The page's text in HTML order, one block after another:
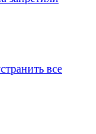
все